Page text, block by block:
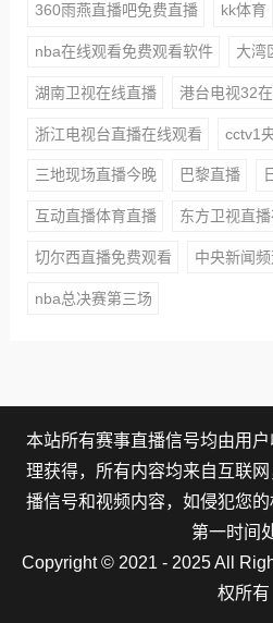
360雨燕直播吧免费直播 kk体育
nba在线观看免费观看软件 大湾
湖南卫视在线直播 港台电视32
浙江电视台直播在线观看 cctv1
三地现场直播今晚 巴黎直播
互动直播体育直播 东方卫视直
切尔西直播免费观看 中央新闻
nba总决赛第三场
本站所有赛事直播信号均由用
理获得，所有内容均来自互联
播信号和视频内容，如侵犯您
第一时间
Copyright © 2021 - 2025 All
权所有